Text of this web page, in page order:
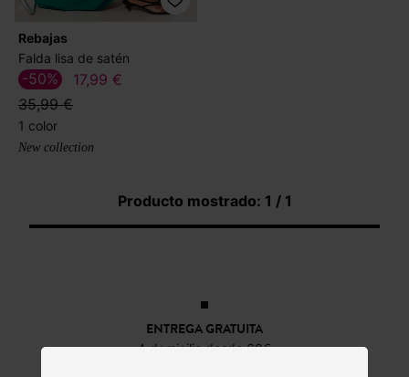
Rebajas
Falda lisa de satén
17,99 €
35,99 €
-50%
1 color
New collection
Producto mostrado: 1 / 1
ENTREGA GRATUITA
A domicilio desde 60€